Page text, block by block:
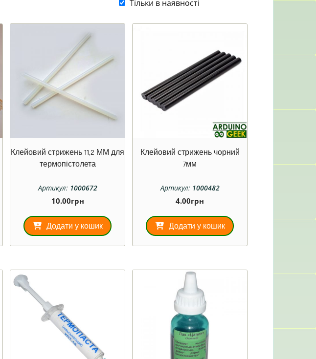
Тільки в наявності
Клейовий стрижень 11,2 ММ для
термопістолета
Артикул: 1000672
10.00грн
Додати у кошик
Клейовий стрижень чорний
7мм
Артикул: 1000482
4.00грн
Додати у кошик